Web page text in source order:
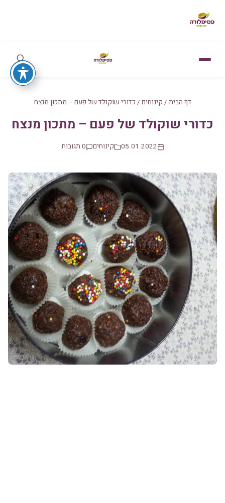
דף הבית / קינוחים / כדורי שוקולד של פעם – מתכון מנצח
כדורי שוקולד של פעם – מתכון מנצח
05.01.2022 קינוחים 0 תגובות